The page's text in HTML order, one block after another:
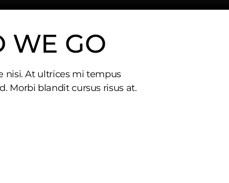
WE GO
nisi. At ultrices mi tempus
Morbi blandit cursus risus at.